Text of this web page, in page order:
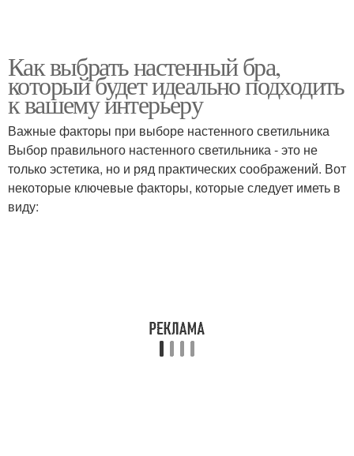
Как выбрать настенный бра,
который будет идеально подходить
к вашему интерьеру
Важные факторы при выборе настенного светильника
Выбор правильного настенного светильника - это не
только эстетика, но и ряд практических соображений. Вот
некоторые ключевые факторы, которые следует иметь в
виду: